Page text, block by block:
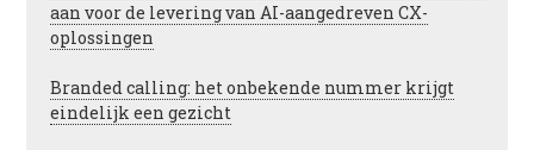
aan voor de levering van AI-aangedreven CX-
oplossingen
Branded calling: het onbekende nummer krijgt
eindelijk een gezicht